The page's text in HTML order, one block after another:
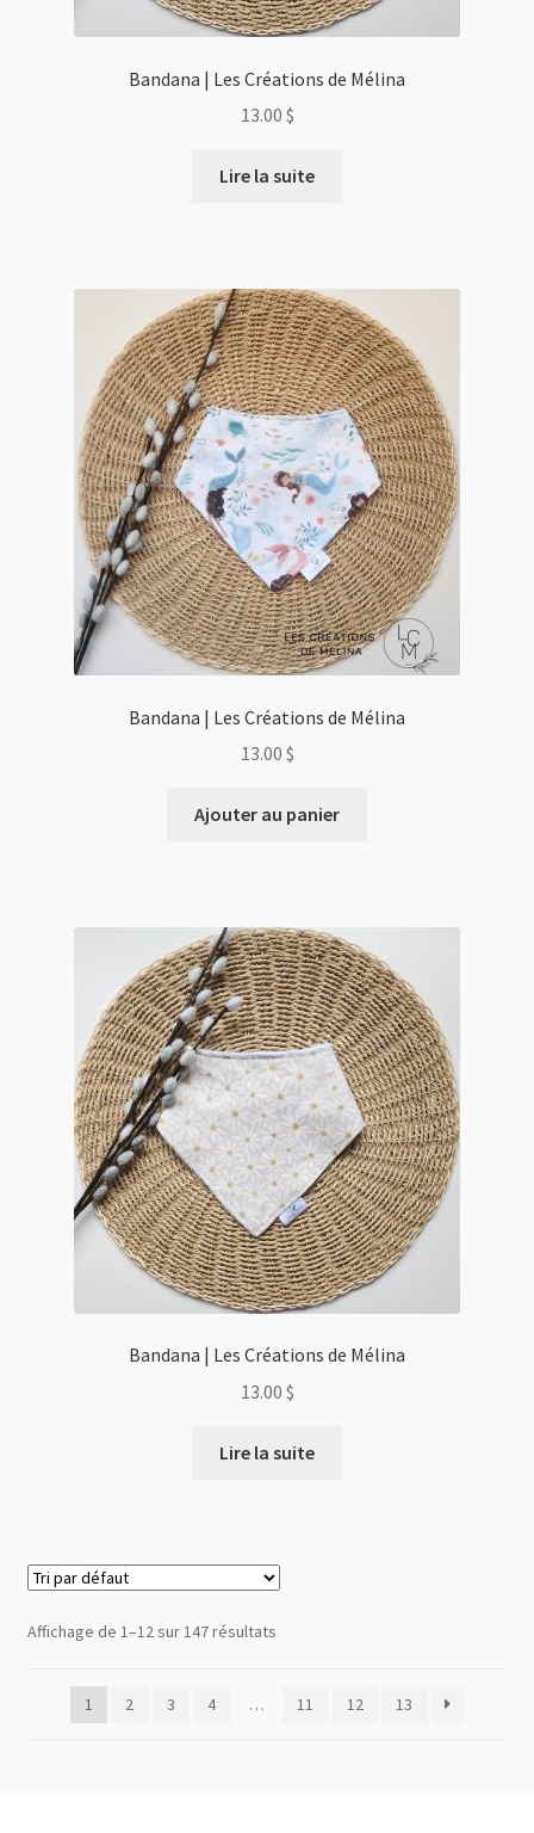
Bandana | Les Créations de Mélina
13.00 $
Lire la suite
Bandana | Les Créations de Mélina
13.00 $
Ajouter au panier
Bandana | Les Créations de Mélina
13.00 $
Lire la suite
Affichage de 1–12 sur 147 résultats
1 2 3 4 … 11 12 13